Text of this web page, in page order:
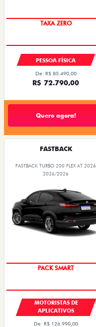
TAXA ZERO
PESSOA FÍSICA
De: R$ 85.490,00
R$ 72.790,00
Quero agora!
FASTBACK
FASTBACK TURBO 200 FLEX AT 2026
2026/2026
PACK SMART
MOTORISTAS DE
APLICATIVOS
De: R$ 126.990,00